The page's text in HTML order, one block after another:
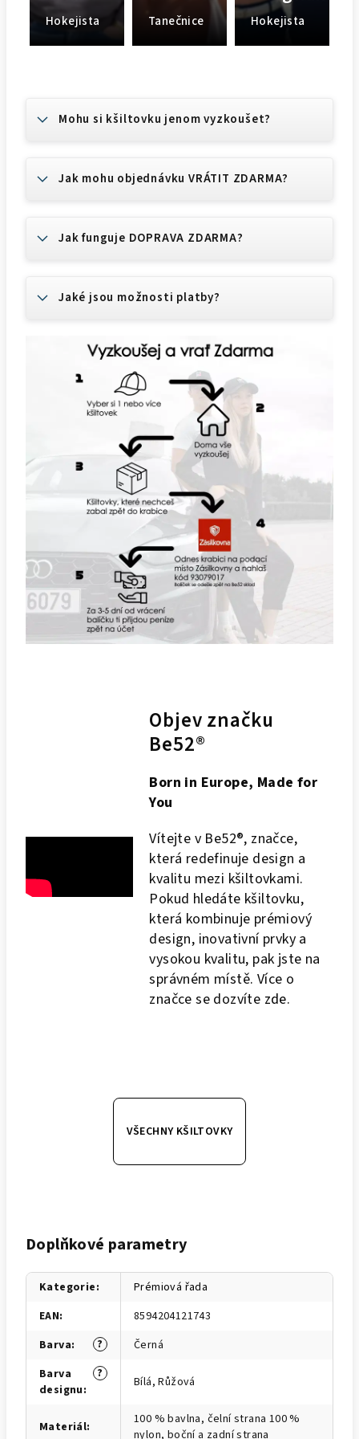
Hokejista Tanečnice Hokejista
Mohu si kšiltovku jenom vyzkoušet?
Jak mohu objednávku VRÁTIT ZDARMA?
Jak funguje DOPRAVA ZDARMA?
Jaké jsou možnosti platby?
Objev značku
Be52®
Born in Europe, Made for
You
Vítejte v Be52®, značce,
která redefinuje design a
kvalitu mezi kšiltovkami.
Pokud hledáte kšiltovku,
která kombinuje prémiový
design, inovativní prvky a
vysokou kvalitu, pak jste na
správném místě. Více o
značce se dozvíte zde.
VŠECHNY KŠILTOVKY
Doplňkové parametry
Kategorie:
Prémiová řada
EAN:
8594204121743
?
Barva:
Černá
?
Barva
designu: Bílá, Růžová
Materiál:
100 % bavlna, čelní strana 100 %
nylon, boční a zadní strana